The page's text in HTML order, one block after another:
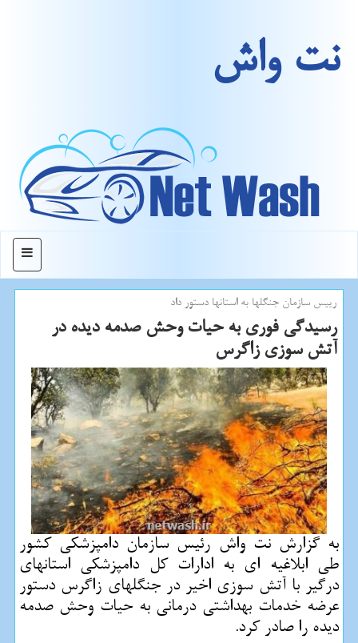
نت واش
منو
رییس سازمان جنگلها به استانها دستور داد
رسیدگی فوری به حیات وحش صدمه دیده در
آتش سوزی زاگرس
به گزارش نت واش رئیس سازمان دامپزشكی كشور
طی ابلاغیه ای به ادارات كل دامپزشكی استانهای
درگیر با آتش سوزی اخیر در جنگلهای زاگرس دستور
عرضه خدمات بهداشتی درمانی به حیات وحش صدمه
دیده را صادر كرد.